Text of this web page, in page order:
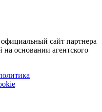
сайт партнера
основании агентского